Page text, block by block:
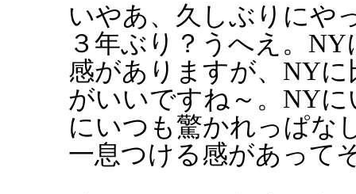
いやあ、久しぶりにや
３年ぶり？うへえ。
感がありますが、NY
がいいですね～。NY
にいつも驚かれっぱな
一息つける感があって